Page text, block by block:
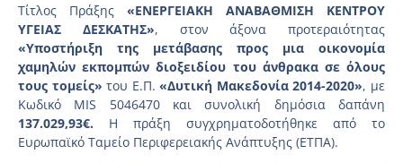
Τίτλος Πράξης «ΕΝΕΡΓΕΙΑΚΗ ΑΝΑΒΑΘΜΙΣΗ ΚΕΝΤΡΟΥ
ΥΓΕΙΑΣ ΔΕΣΚΑΤΗΣ», στον άξονα προτεραιότητας
«Υποστήριξη της μετάβασης προς μια οικονομία
χαμηλών εκπομπών διοξειδίου του άνθρακα σε όλους
τους τομείς»του Ε.Π.«Δυτική Μακεδονία 2014-2020», με
Κωδικό MIS 5046470 και συνολική δημόσια δαπάνη
137.029,93€. Η πράξη συγχρηματοδοτήθηκε από το
Ευρωπαϊκό Ταμείο Περιφερειακής Ανάπτυξης (ΕΤΠΑ).